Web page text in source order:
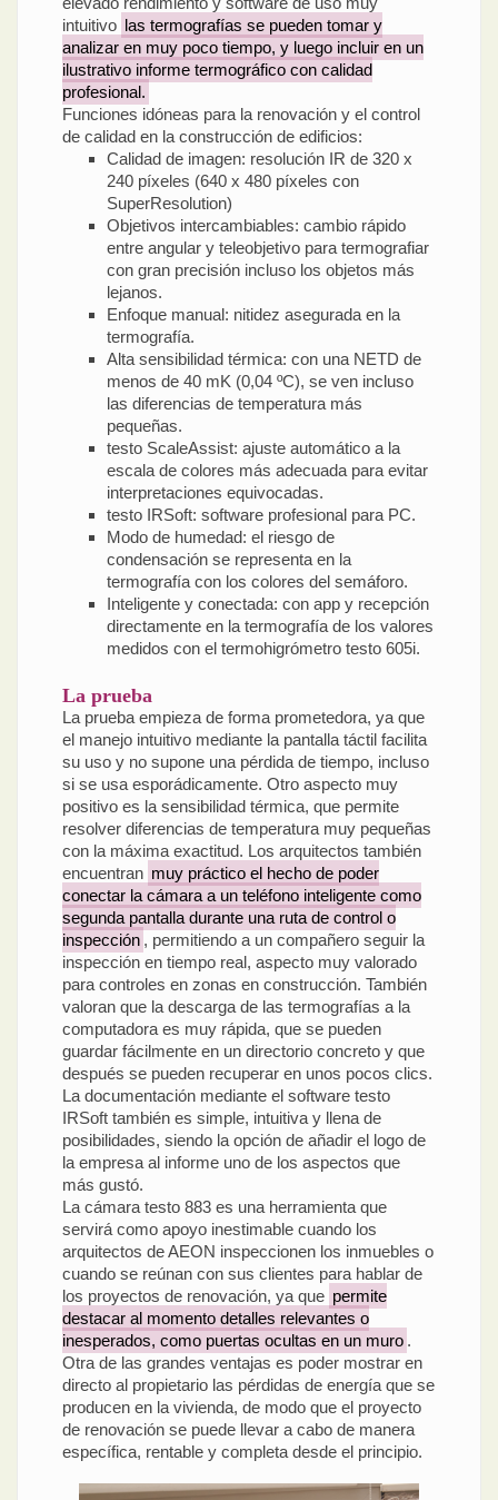
intuitivo las termografías se pueden tomar y
analizar en muy poco tiempo, y luego incluir en un
ilustrativo informe termográfico con calidad
profesional.
Funciones idóneas para la renovación y el control
de calidad en la construcción de edificios:
Calidad de imagen: resolución IR de 320 x
240 píxeles (640 x 480 píxeles con
SuperResolution)
Objetivos intercambiables: cambio rápido
entre angular y teleobjetivo para termografiar
con gran precisión incluso los objetos más
lejanos.
Enfoque manual: nitidez asegurada en la
termografía.
Alta sensibilidad térmica: con una NETD de
menos de 40 mK (0,04 ºC), se ven incluso
las diferencias de temperatura más
pequeñas.
testo ScaleAssist: ajuste automático a la
escala de colores más adecuada para evitar
interpretaciones equivocadas.
testo IRSoft: software profesional para PC.
Modo de humedad: el riesgo de
condensación se representa en la
termografía con los colores del semáforo.
Inteligente y conectada: con app y recepción
directamente en la termografía de los valores
medidos con el termohigrómetro testo 605i.
La prueba
La prueba empieza de forma prometedora, ya que
el manejo intuitivo mediante la pantalla táctil facilita
su uso y no supone una pérdida de tiempo, incluso
si se usa esporádicamente. Otro aspecto muy
positivo es la sensibilidad térmica, que permite
resolver diferencias de temperatura muy pequeñas
con la máxima exactitud. Los arquitectos también
encuentran muy práctico el hecho de poder
conectar la cámara a un teléfono inteligente como
segunda pantalla durante una ruta de control o
inspección , permitiendo a un compañero seguir la
inspección en tiempo real, aspecto muy valorado
para controles en zonas en construcción. También
valoran que la descarga de las termografías a la
computadora es muy rápida, que se pueden
guardar fácilmente en un directorio concreto y que
después se pueden recuperar en unos pocos clics.
La documentación mediante el software testo
IRSoft también es simple, intuitiva y llena de
posibilidades, siendo la opción de añadir el logo de
la empresa al informe uno de los aspectos que
más gustó.
La cámara testo 883 es una herramienta que
servirá como apoyo inestimable cuando los
arquitectos de AEON inspeccionen los inmuebles o
cuando se reúnan con sus clientes para hablar de
los proyectos de renovación, ya que permite
destacar al momento detalles relevantes o
inesperados, como puertas ocultas en un muro .
Otra de las grandes ventajas es poder mostrar en
directo al propietario las pérdidas de energía que se
producen en la vivienda, de modo que el proyecto
de renovación se puede llevar a cabo de manera
específica, rentable y completa desde el principio.